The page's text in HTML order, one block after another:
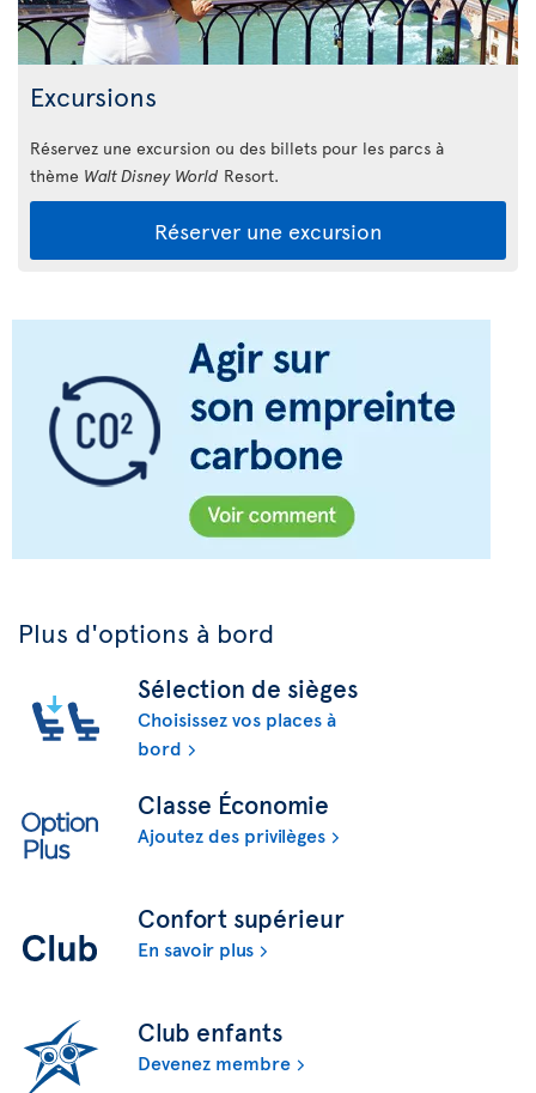
Excursions
Réservez une excursion ou des billets pour les parcs à
thème Walt Disney World Resort.
Réserver une excursion
Plus d'options à bord
Sélection de sièges
Choisissez vos places à
bord
Classe Économie
Ajoutez des privilèges
Confort supérieur
En savoir plus
Club enfants
Devenez membre